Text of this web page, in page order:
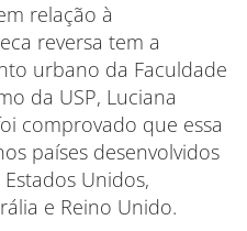
relação à
reversa tem a
urbano da Faculdade
da USP, Luciana
comprovado que essa
países desenvolvidos
Unidos,
e Reino Unido.